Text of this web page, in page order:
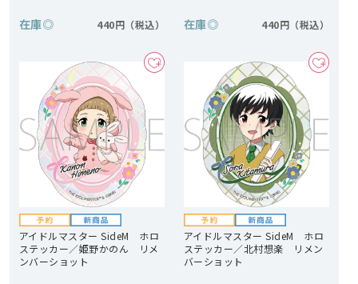
在庫◎ 440円 在庫◎ 440円
アイドルマスター SideM ホロ
ステッカー／姫野かのん リメ
ンバーショット
アイドルマスター SideM ホロ
ステッカー／北村想楽 リメン
バーショット